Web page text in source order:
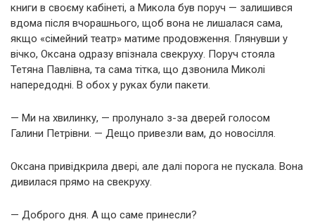
книги в своєму кабінеті, а Микола був поруч — залишився
вдома після вчорашнього, щоб вона не лишалася сама,
якщо «сімейний театр» матиме продовження. Глянувши у
вічко, Оксана одразу впізнала свекруху. Поруч стояла
Тетяна Павлівна, та сама тітка, що дзвонила Миколі
напередодні. В обох у руках були пакети.
— Ми на хвилинку, — пролунало з-за дверей голосом
Галини Петрівни. — Дещо привезли вам, до новосілля.
Оксана привідкрила двері, але далі порога не пускала. Вона
дивилася прямо на свекруху.
— Доброго дня. А що саме принесли?